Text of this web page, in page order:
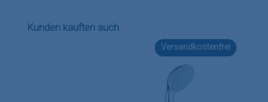
Produktgalerie überspringen
Kunden kauften auch
Versandkostenfrei